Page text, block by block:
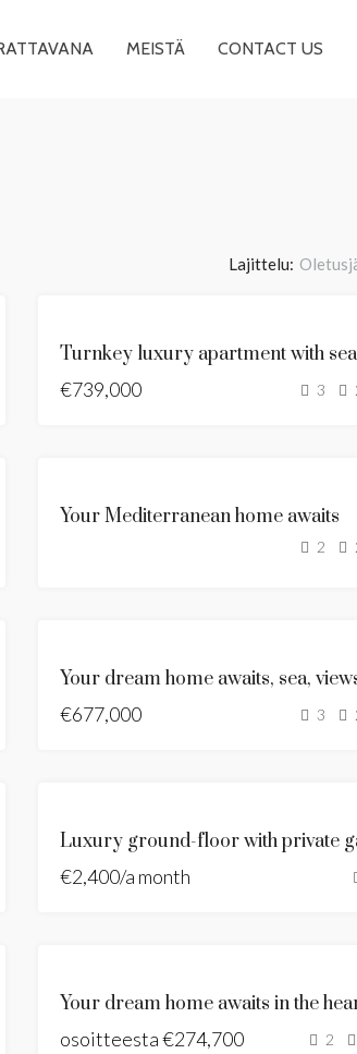
MEISTÄ CONTACT US
Lajittelu:
KUUMA
TARJOUS
€739,000
3
MYYTY
Your Mediterranean home awaits
2
ALENNETTU
HINTA
€677,000
3
SHORT TERM
Luxury ground-floor with private
€2,400/a month
YKSIKKÖ
UUSI
osoitteesta€274,700 2